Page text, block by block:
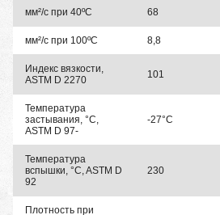
мм²/с при 40ºC 68
мм²/с при 100ºC 8,8
Индекс вязкости,
ASTM D 2270
101
Температура
застывания, °C,
ASTM D 97-
-27°C
Температура
вспышки, °C, ASTM D
92
230
Плотность при